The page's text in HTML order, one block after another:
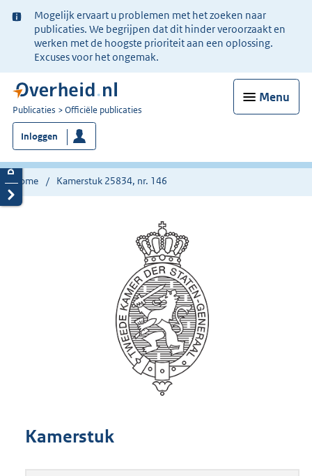
Ter
informatie:
Mogelijk ervaart u problemen met het zoeken naar
publicaties. We begrijpen dat dit hinder veroorzaakt en
werken met de hoogste prioriteit aan een oplossing.
Excuses voor het ongemak.
Menu
U
bent
nu
hier:
Publicaties Officiële publicaties
Inloggen
Home Kamerstuk 25834, nr. 146
Kamerstuk